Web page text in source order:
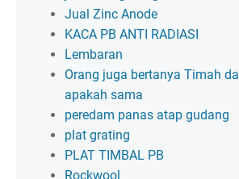
Jual Zinc Anode
KACA PB ANTI RADIASI
Lembaran
Orang juga bertanya Timah
apakah sama
peredam panas atap gudang
plat grating
PLAT TIMBAL PB
Rockwool